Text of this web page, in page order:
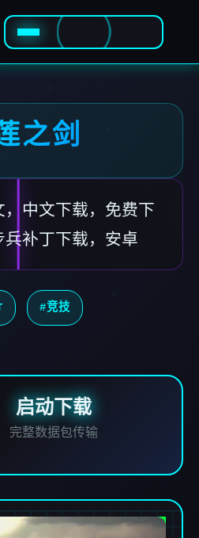
之剑
中文下载，免费下
兵补丁下载，安卓
#竞技
启动下载
完整数据包传输